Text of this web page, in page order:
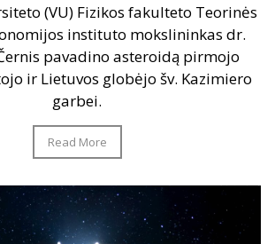
(VU) Fizikos fakulteto Teorinės
instituto mokslininkas dr.
pavadino asteroidą pirmojo
ir Lietuvos globėjo šv. Kazimiero
garbei.
Read More